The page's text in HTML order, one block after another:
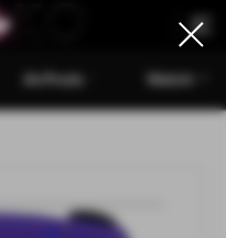
AirPods Watch